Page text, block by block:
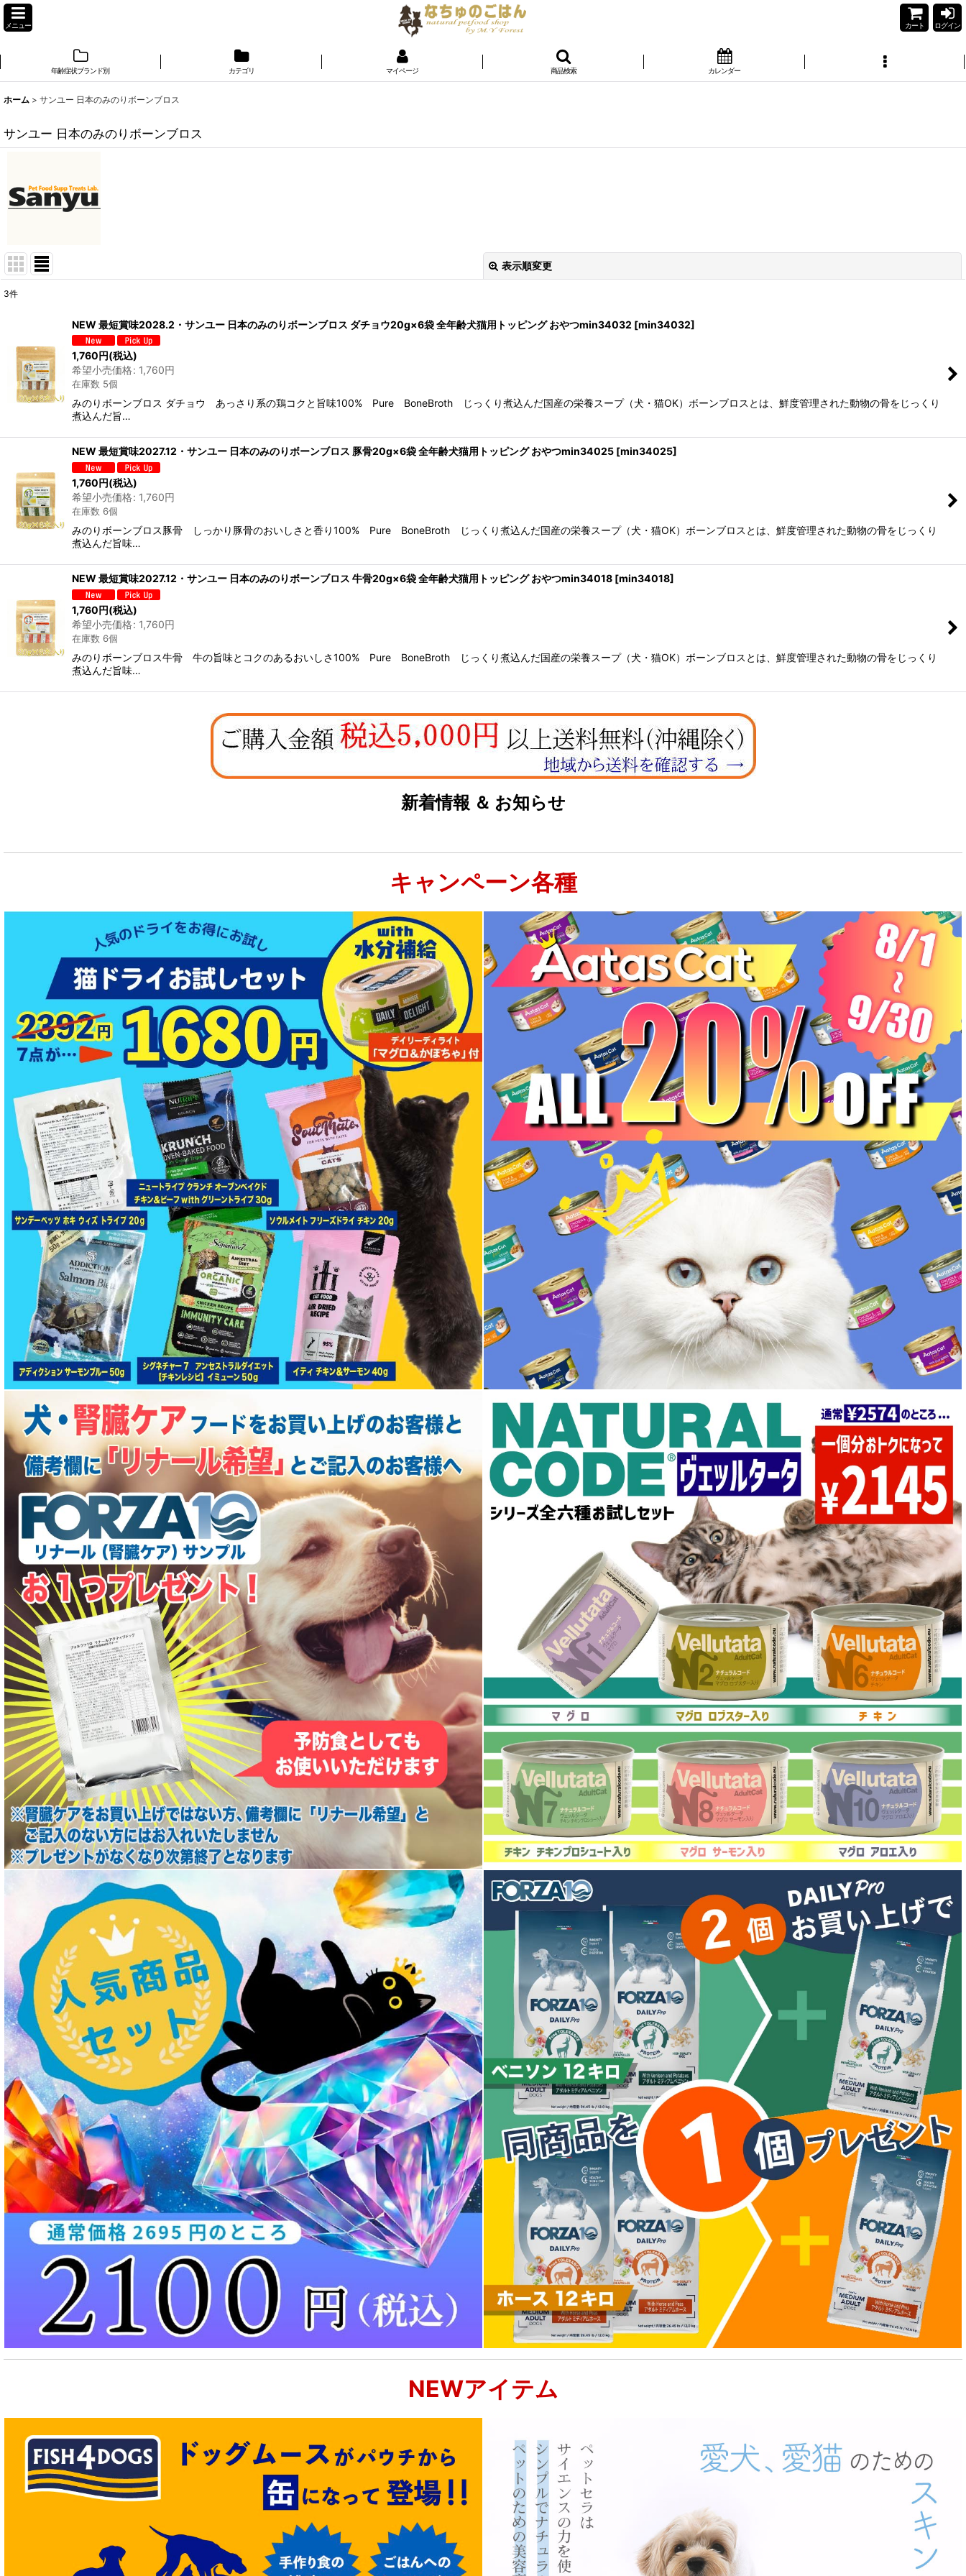
メニュー カート ログイン
年齢症状ブランド別 カテゴリ マイページ 商品検索 カレンダー
ホーム > サンユー 日本のみのりボーンブロス
サンユー 日本のみのりボーンブロス
表示順変更
並び順:
絞り込む
3件
NEW 最短賞味2028.2・サンユー 日本のみのりボーンブロス ダチョウ20g×6袋 全年齢犬猫用トッピング おやつmin34032 [min34032]
1,760 円(税込)
希望小売価格: 1,760円
在庫数 5個
みのりボーンブロス ダチョウ あっさり系の鶏コクと旨味100% Pure BoneBroth じっくり煮込んだ国産の栄養スープ（犬・猫OK）ボーンブロスとは、鮮度管理された動物の骨をじっくり
煮込んだ旨…
NEW 最短賞味2027.12・サンユー 日本のみのりボーンブロス 豚骨20g×6袋 全年齢犬猫用トッピング おやつmin34025 [min34025]
1,760円(税込)
希望小売価格: 1,760円
在庫数 6個
みのりボーンブロス豚骨 しっかり豚骨のおいしさと香り100% Pure BoneBroth じっくり煮込んだ国産の栄養スープ（犬・猫OK）ボーンブロスとは、鮮度管理された動物の骨をじっくり
煮込んだ旨味…
NEW 最短賞味2027.12・サンユー 日本のみのりボーンブロス 牛骨20g×6袋 全年齢犬猫用トッピング おやつmin34018 [min34018]
1,760円(税込)
希望小売価格: 1,760円
在庫数 6個
みのりボーンブロス牛骨 牛の旨味とコクのあるおいしさ100% Pure BoneBroth じっくり煮込んだ国産の栄養スープ（犬・猫OK）ボーンブロスとは、鮮度管理された動物の骨をじっくり
煮込んだ旨味…
新着情報 ＆ お知らせ
キャンペーン各種
NEWアイテム